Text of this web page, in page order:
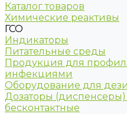
Каталог товаров
Химические реактивы
ГСО
Индикаторы
Питательные среды
Продукция для
инфекциями
Оборудование для
Дозаторы (диспенсеры)
бесконтактные